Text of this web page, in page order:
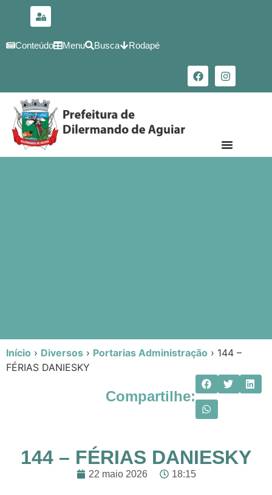
conteúdo
Conteúdo Menu Busca Rodapé
Início › Diversos › Portarias Administração › 144 –
FÉRIAS DANIESKY
Compartilhe:
144 – FÉRIAS DANIESKY
22 maio 2026 18:15